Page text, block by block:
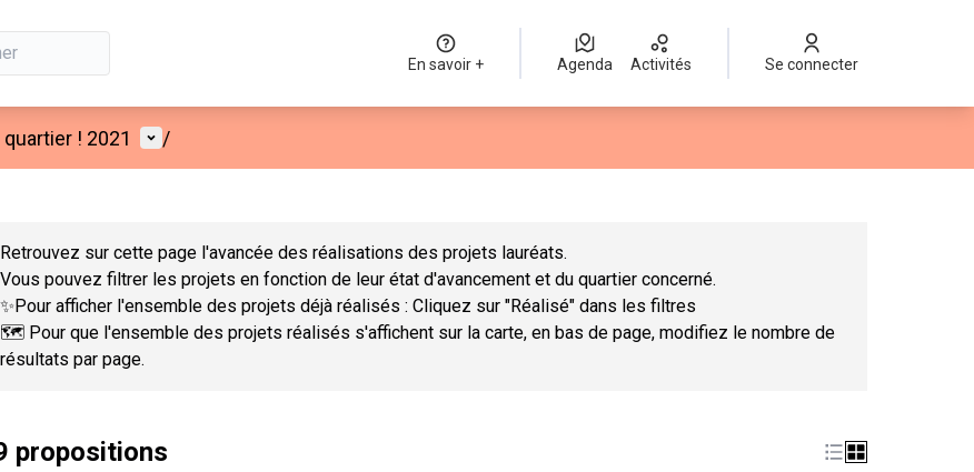
En savoir + Agenda Activités Se connecter
! 2021 Menu utilisateur
/
Retrouvez sur cette page l'avancée des réalisations des projets lauréats.
Vous pouvez filtrer les projets en fonction de leur état d'avancement et du quartier concerné.
✨Pour afficher l'ensemble des projets déjà réalisés : Cliquez sur "Réalisé" dans les filtres
🗺️ Pour que l'ensemble des projets réalisés s'affichent sur la carte, en bas de page, modifiez le nombre de
résultats par page.
propositions